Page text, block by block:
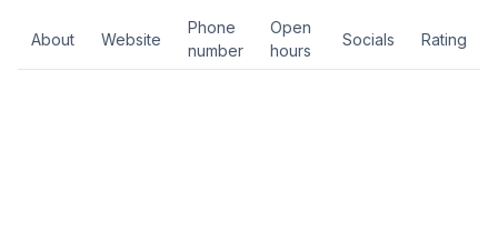
About Website
Phone
number
Open
hours
Socials Rating